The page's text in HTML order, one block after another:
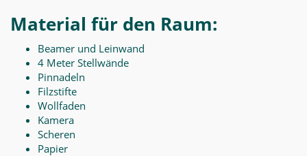
Material für den Raum:
Beamer und Leinwand
4 Meter Stellwände
Pinnadeln
Filzstifte
Wollfaden
Kamera
Scheren
Papier